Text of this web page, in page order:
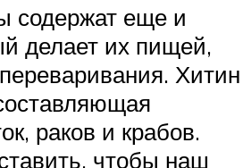
содержат еще и
делает их пищей,
Хитин
раков и крабов.
чтобы наш